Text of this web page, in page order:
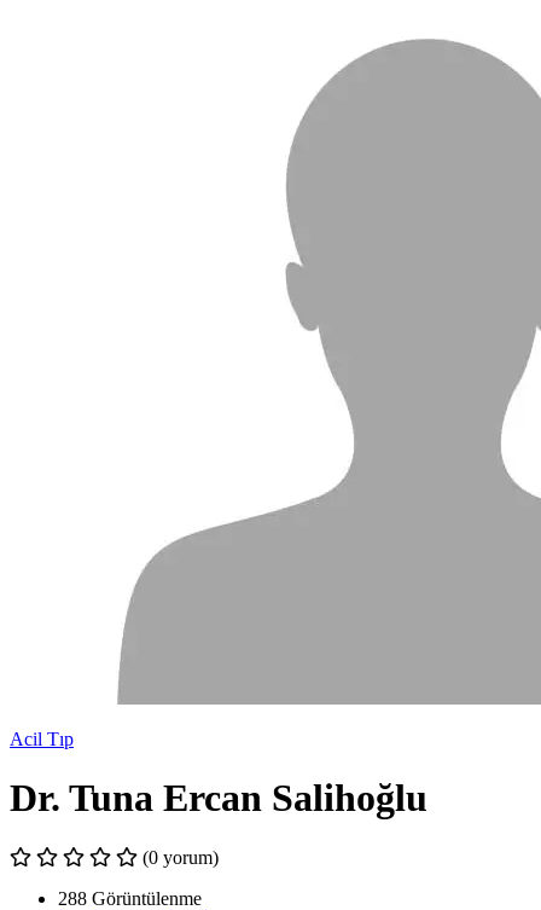
Acil Tıp
Dr. Tuna Ercan Salihoğlu
(0 yorum)
288 Görüntülenme